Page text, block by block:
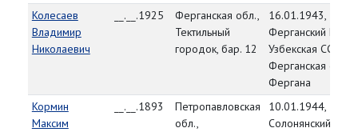
Колесаев
Владимир
Николаевич
__.__.1925
Ферганская обл.,
Тектильный
городок, бар. 12
16.01.1943,
Ферганский ГВК,
Узбекская ССР,
Ферганская обл.,
Фергана
Кормин
Максим
__.__.1893
Петропавловская
обл.,
10.01.1944,
Солонянский РВК,